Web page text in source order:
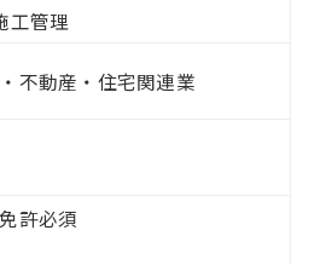
工管理
不動産・住宅関連業
許必須